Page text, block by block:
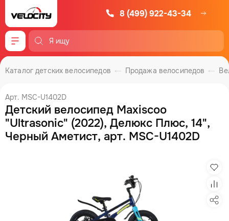
8 (499) 922-43-34
Меню
Продажа велосипедов
Каталог детских велосипедов
Арт. MSC-U1402D
Детский велосипед Maxiscoo
"Ultrasonic" (2022), Делюкс Плюс, 14",
Черный Аметист, арт. MSC-U1402D